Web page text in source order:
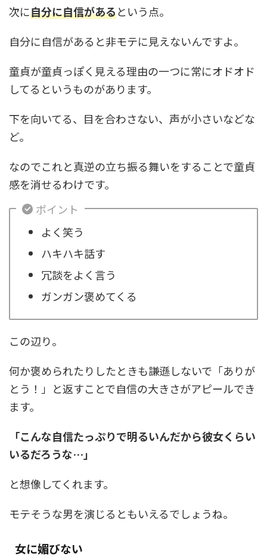
次に自分に自信があるという点。
自分に自信があると非モテに見えないんですよ。
童貞が童貞っぽく見える理由の一つに常にオドオド
してるというものがあります。
下を向いてる、目を合わさない、声が小さいなどな
ど。
なのでこれと真逆の立ち振る舞いをすることで童貞
感を消せるわけです。
ポイント
よく笑う
ハキハキ話す
冗談をよく言う
ガンガン褒めてくる
この辺り。
何か褒められたりしたときも謙遜しないで「ありが
とう！」と返すことで自信の大きさがアピールでき
ます。
「こんな自信たっぷりで明るいんだから彼女くらい
いるだろうな…」
と想像してくれます。
モテそうな男を演じるともいえるでしょうね。
女に媚びない